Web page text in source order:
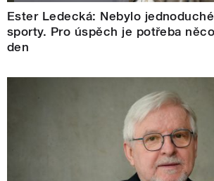
Ester Ledecká: Nebylo
sporty. Pro úspěch je potřeba
den